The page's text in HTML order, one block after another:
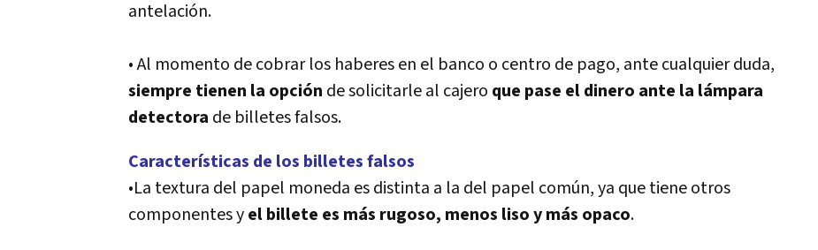
antelación.
• Al momento de cobrar los haberes en el banco o centro de pago, ante cualquier duda,
siempre tienen la opción de solicitarle al cajero que pase el dinero ante la lámpara
detectora de billetes falsos.
Características de los billetes falsos
•La textura del papel moneda es distinta a la del papel común, ya que tiene otros
componentes yel billete es más rugoso, menos liso y más opaco.